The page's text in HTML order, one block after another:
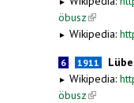
öbusz(link is
► Wikipedia:
6 1911
► Wikipedia:
öbusz(link is